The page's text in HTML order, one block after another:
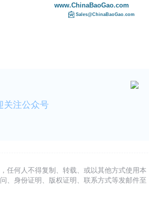
关注公众号
任何人不得复制、转载、或以其他方式使用本
、身份证明、版权证明、联系方式等发邮件至